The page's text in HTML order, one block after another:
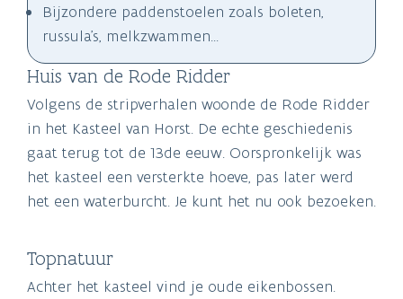
Bijzondere paddenstoelen zoals boleten,
russula's, melkzwammen...
Huis van de Rode Ridder
Volgens de stripverhalen woonde de Rode Ridder
in het Kasteel van Horst. De echte geschiedenis
gaat terug tot de 13de eeuw. Oorspronkelijk was
het kasteel een versterkte hoeve, pas later werd
het een waterburcht. Je kunt het nu ook bezoeken.
Topnatuur
Achter het kasteel vind je oude eikenbossen.